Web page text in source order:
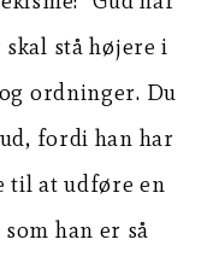
stå højere i
ordninger. Du
fordi han har
til at udføre en
han er så